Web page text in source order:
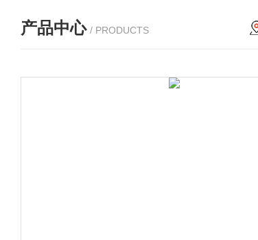
产品中心 / PRODUCTS